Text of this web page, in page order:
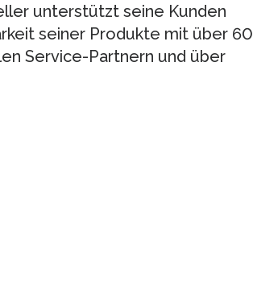
unterstützt seine Kunden
seiner Produkte mit über 60
Service-Partnern und über